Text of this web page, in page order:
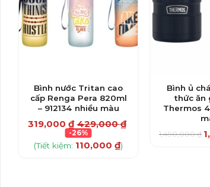
Bình nước Tritan cao
cấp Renga Pera 820ml
– 912134 nhiều màu
319,000 ₫ 429,000₫
-26%
(Tiết kiệm: 110,000₫)
Bình ủ
thức ăn
Thermos
1,490,000₫
Giá
Giá